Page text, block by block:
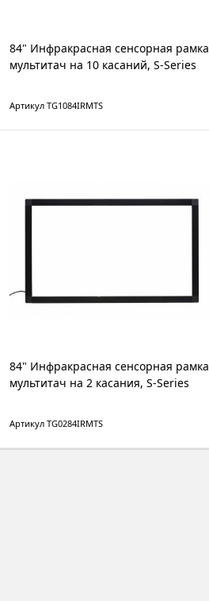
84" Инфракрасная сенсорная рамка
мультитач на 10 касаний, S-Series
Артикул TG1084IRMTS
84" Инфракрасная сенсорная рамка
мультитач на 2 касания, S-Series
Артикул TG0284IRMTS